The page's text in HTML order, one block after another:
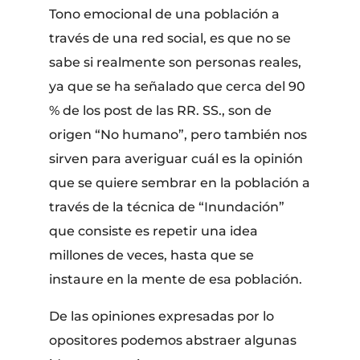
Tono emocional de una población a
través de una red social, es que no se
sabe si realmente son personas reales,
ya que se ha señalado que cerca del 90
% de los post de las RR. SS., son de
origen “No humano”, pero también nos
sirven para averiguar cuál es la opinión
que se quiere sembrar en la población a
través de la técnica de “Inundación”
que consiste es repetir una idea
millones de veces, hasta que se
instaure en la mente de esa población.
De las opiniones expresadas por lo
opositores podemos abstraer algunas